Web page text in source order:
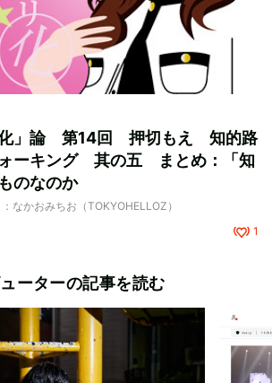
化」論 第14回 押切もえ 知的路
ーキング 其の五 まとめ：「知
のなのか
なかおみちお（TOKYOHELLOZ）
1
ーターの記事を読む